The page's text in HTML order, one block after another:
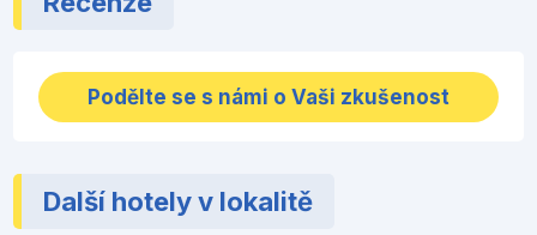
Podělte se s námi o Vaši zkušenost
Další hotely v lokalitě